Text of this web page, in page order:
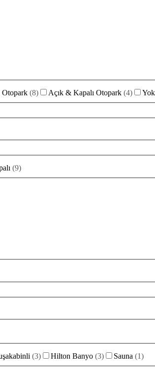
Otopark (8) Açık & Kapalı Otopark (4) Yok
(9)
(3) Hilton Banyo (3) Sauna (1)